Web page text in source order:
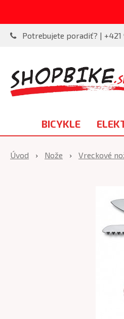
Potrebujete poradiť? | +421
BICYKLE
Úvod Nože Vreckové